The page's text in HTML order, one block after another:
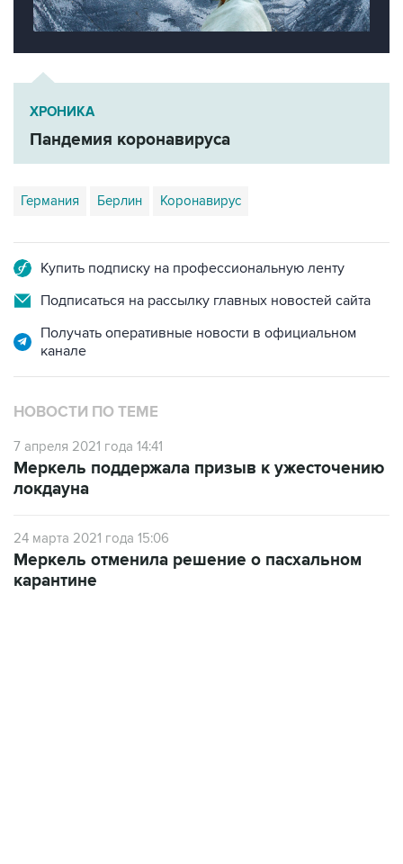
ХРОНИКА
Пандемия коронавируса
Германия Берлин Коронавирус
Купить подписку на профессиональную ленту
Подписаться на рассылку главных новостей сайта
Получать оперативные новости в официальном
канале
НОВОСТИ ПО ТЕМЕ
7 апреля 2021 года 14:41
Меркель поддержала призыв к ужесточению
локдауна
24 марта 2021 года 15:06
Меркель отменила решение о пасхальном
карантине